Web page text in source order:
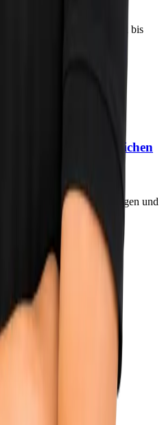
Website-Relaunch klären
über SEO-Migration bis
von durchschnittlichen
eine belastbare Website
und Tempo bis zu Belegen und